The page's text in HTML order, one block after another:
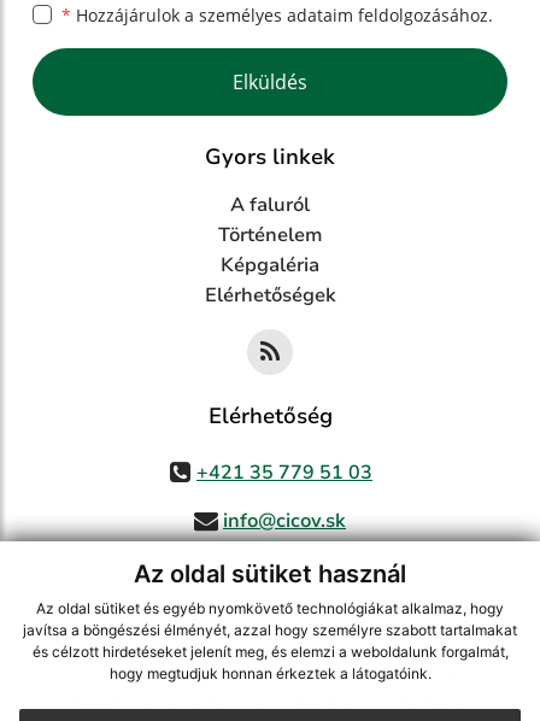
Az oldal sütiket használ
Az oldal sütiket és egyéb nyomkövető technológiákat alkalmaz, hogy
javítsa a böngészési élményét, azzal hogy személyre szabott tartalmakat
és célzott hirdetéseket jelenít meg, és elemzi a weboldalunk forgalmát,
hogy megtudjuk honnan érkeztek a látogatóink.
* Hozzájárulok a személyes adataim feldolgozásához.
Google reCaptcha Response
Elküldés
Gyors linkek
A faluról
Történelem
Képgaléria
Elérhetőségek
Elérhetőség
+421 35 779 51 03
info@cicov.sk
használja ki a legfrissebb információk követését az RSS funkcióval,
ECHELON 2 CMS rendszer (tartalomkezelő rendszer),Honlaptérkép
Internetes portál, webhosting,webex.digital, s.r.o.,Domain-ek